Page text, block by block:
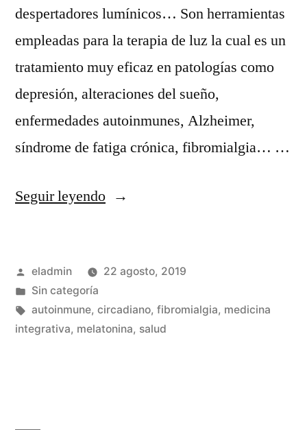
despertadores lumínicos… Son herramientas
empleadas para la terapia de luz la cual es un
tratamiento muy eficaz en patologías como
depresión, alteraciones del sueño,
enfermedades autoinmunes, Alzheimer,
síndrome de fatiga crónica, fibromialgia… …
Seguir leyendo«Medicina
ritmos
circadianos»
Publicado
por
eladmin
22 agosto, 2019
Publicado
en
Sin categoría
Etiquetas:
autoinmune, circadiano, fibromialgia, medicina
integrativa, melatonina, salud